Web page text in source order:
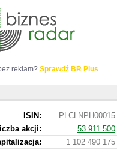
reklam? Sprawdź BR Plus
ISIN:
PLCLNPH00015
akcji:
53 911 500
1 102 490 175